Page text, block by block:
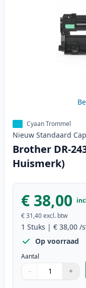
Cyaan Trommel
Nieuw Standaard
Brother DR-
Huismerk)
€ 38,00
€ 31,40excl. btw
1 Stuks | € 38,00 /
Op voorraad
Aantal
Gebruik de
− +
1